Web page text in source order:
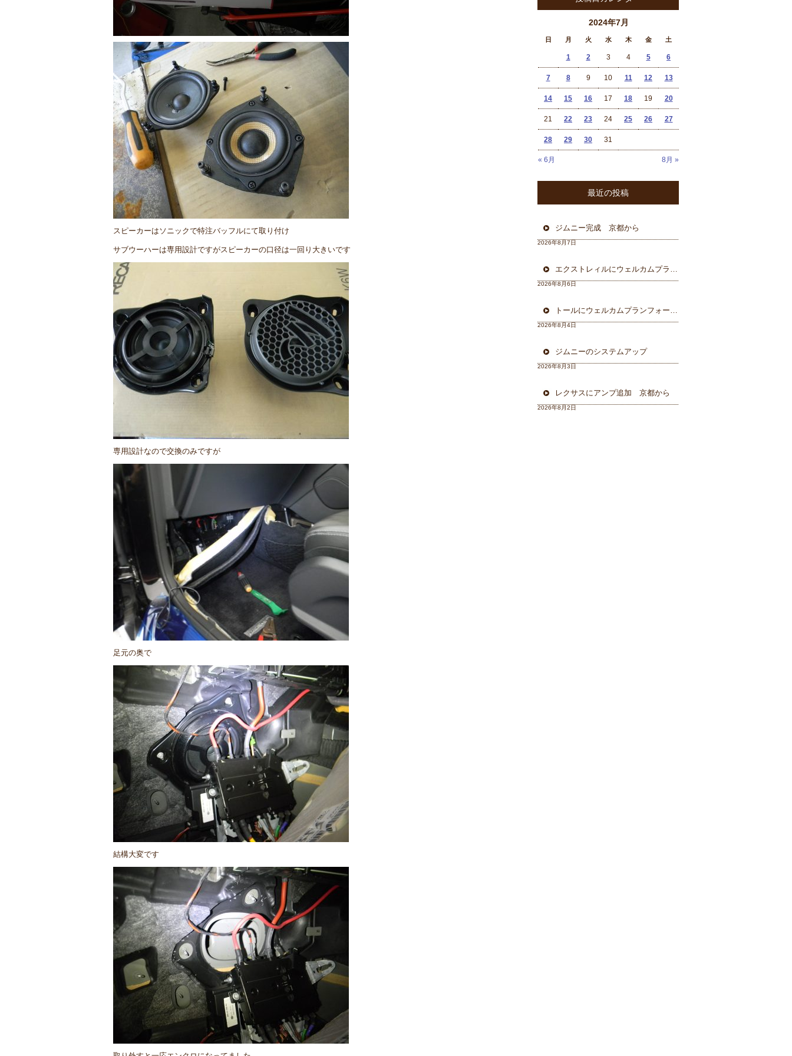
スピーカーはソニックで特注バッフルにて取り付け
サブウーハーは専用設計ですがスピーカーの口径は一回り大きいです
専用設計なので交換のみですが
足元の奥で
結構大変です
2024年7月
日 月 火 水 木 金 土
« 6月 8月 »
1 2 3 4 5 6
7 8 9 10 11 12 13
14 15 16 17 18 19 20
21 22 23 24 25 26 27
28 29 30 31
最近の投稿
ジムニー完成 京都から
2026年8月7日
エクストレィルにウェルカムプラン フォーカル三重県から
2026年8月6日
トールにウェルカムプランフォーカルスピーカー＆ウーハー
2026年8月4日
ジムニーのシステムアップ
2026年8月3日
レクサスにアンプ追加 京都から
2026年8月2日